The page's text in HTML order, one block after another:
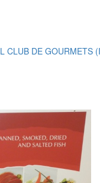
CLUB DE GOURMETS